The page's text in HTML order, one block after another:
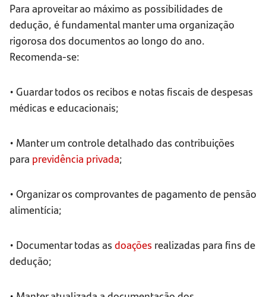
Para aproveitar ao máximo as possibilidades de
dedução, é fundamental manter uma organização
rigorosa dos documentos ao longo do ano.
Recomenda-se:
• Guardar todos os recibos e notas fiscais de despesas
médicas e educacionais;
• Manter um controle detalhado das contribuições
para previdência privada;
• Organizar os comprovantes de pagamento de pensão
alimentícia;
• Documentar todas as doações realizadas para fins de
dedução;